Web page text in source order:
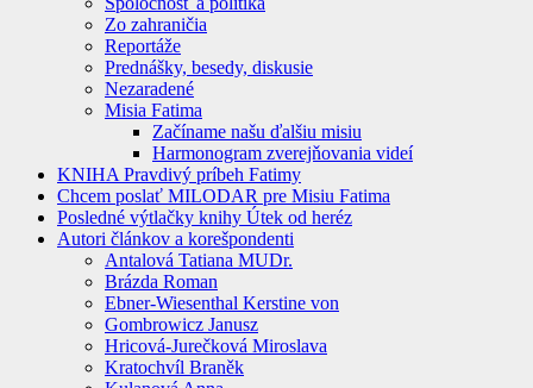
Zo zahraničia
Reportáže
Prednášky, besedy, diskusie
Nezaradené
Misia Fatima
Začíname našu ďalšiu misiu
Harmonogram zverejňovania videí
KNIHA Pravdivý príbeh Fatimy
Chcem poslať MILODAR pre Misiu Fatima
Posledné výtlačky knihy Útek od heréz
Autori článkov a korešpondenti
Antalová Tatiana MUDr.
Brázda Roman
Ebner-Wiesenthal Kerstine von
Gombrowicz Janusz
Hricová-Jurečková Miroslava
Kratochvíl Braněk